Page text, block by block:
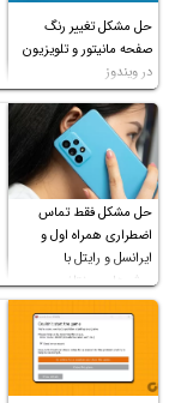
حل مشکل تغییر رنگ
صفحه مانیتور و تلویزیون
در ویندوز
حل مشکل فقط تماس
اضطراری همراه اول و
ایرانسل و رایتل با
روش‌های مختلف